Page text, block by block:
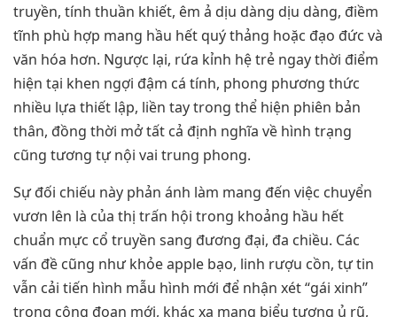
truyền, tính thuần khiết, êm ả dịu dàng dịu dàng, điềm
tĩnh phù hợp mang hầu hết quý thảng hoặc đạo đức và
văn hóa hơn. Ngược lại, rứa kỉnh hệ trẻ ngay thời điểm
hiện tại khen ngợi đậm cá tính, phong phương thức
nhiều lựa thiết lập, liền tay trong thể hiện phiên bản
thân, đồng thời mở tất cả định nghĩa về hình trạng
cũng tương tự nội vai trung phong.
Sự đối chiếu này phản ánh làm mang đến việc chuyển
vươn lên là của thị trấn hội trong khoảng hầu hết
chuẩn mực cổ truyền sang đương đại, đa chiều. Các
vấn đề cũng như khỏe apple bạo, linh rượu cồn, tự tin
vẫn cải tiến hình mẫu hình mới để nhận xét “gái xinh”
trong công đoạn mới, khác xa mang biểu tượng ủ rũ,